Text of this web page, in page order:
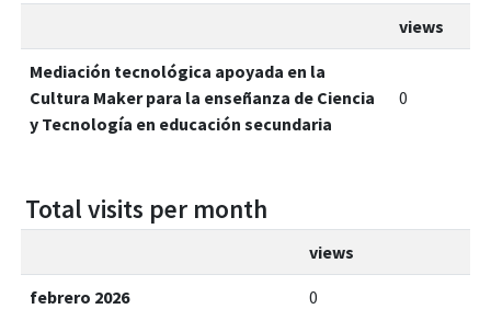
views
Mediación tecnológica apoyada en la
Cultura Maker para la enseñanza de Ciencia
y Tecnología en educación secundaria
0
Total visits per month
views
febrero 2026 0